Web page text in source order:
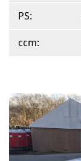
PS:
ccm: